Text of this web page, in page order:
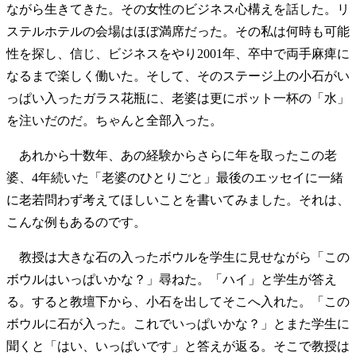
ながら生きてきた。その女性のビジネス心構えを話した。リ
ステルホテルの会場はほぼ満席だった。その私は何時も可能
性を探し、信じ、ビジネスをやり2001年、卒中で両手麻痺に
なるまで楽しく働いた。そして、そのステージ上の小石がい
っぱい入ったガラス花瓶に、老婆は更にポット一杯の「水」
を注いだのだ。ちゃんと全部入った。
あれから十数年、あの経験からさらに年を取ったこの老
婆、4年続いた「老婆のひとりごと」最後のエッセイに一緒
に老若問わず考えてほしいことを書いてみました。それは、
こんな例もあるのです。
教授は大きな石の入ったボウルを学生に見せながら「この
ボウルはいっぱいかな？」尋ねた。「ハイ」と学生が答え
る。すると教壇下から、小石を出してそこへ入れた。「この
ボウルに石が入った。これでいっぱいかな？」とまた学生に
聞くと「はい、いっぱいです」と答えが返る。そこで教授は